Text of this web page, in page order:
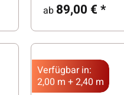
ab 89,00 €*
Verfügbar in:
2,00 m + 2,40 m